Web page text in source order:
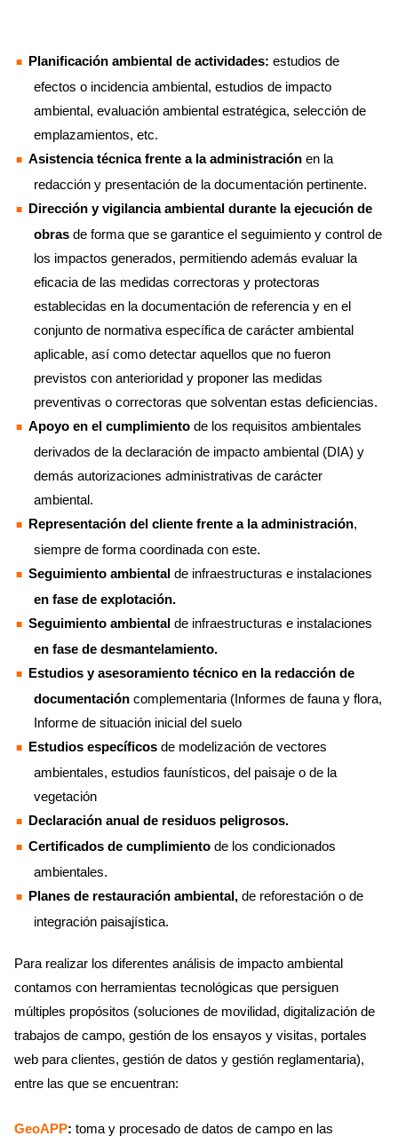
Planificación ambiental de actividades: estudios de
efectos o incidencia ambiental, estudios de impacto
ambiental, evaluación ambiental estratégica, selección de
emplazamientos, etc.
Asistencia técnica frente a la administración en la
redacción y presentación de la documentación pertinente.
Dirección y vigilancia ambiental durante la ejecución de
obras de forma que se garantice el seguimiento y control de
los impactos generados, permitiendo además evaluar la
eficacia de las medidas correctoras y protectoras
establecidas en la documentación de referencia y en el
conjunto de normativa específica de carácter ambiental
aplicable, así como detectar aquellos que no fueron
previstos con anterioridad y proponer las medidas
preventivas o correctoras que solventan estas deficiencias.
Apoyo en el cumplimiento de los requisitos ambientales
derivados de la declaración de impacto ambiental (DIA) y
demás autorizaciones administrativas de carácter
ambiental.
Representación del cliente frente a la administración,
siempre de forma coordinada con este.
Seguimiento ambiental de infraestructuras e instalaciones
en fase de explotación.
Seguimiento ambiental de infraestructuras e instalaciones
en fase de desmantelamiento.
Estudios y asesoramiento técnico en la redacción de
documentación complementaria (Informes de fauna y flora,
Informe de situación inicial del suelo
Estudios específicos de modelización de vectores
ambientales, estudios faunísticos, del paisaje o de la
vegetación
Declaración anual de residuos peligrosos.
Certificados de cumplimiento de los condicionados
ambientales.
Planes de restauración ambiental, de reforestación o de
integración paisajística.
Para realizar los diferentes análisis de impacto ambiental
contamos con herramientas tecnológicas que persiguen
múltiples propósitos (soluciones de movilidad, digitalización de
trabajos de campo, gestión de los ensayos y visitas, portales
web para clientes, gestión de datos y gestión reglamentaria),
entre las que se encuentran:
GeoAPP: toma y procesado de datos de campo en las